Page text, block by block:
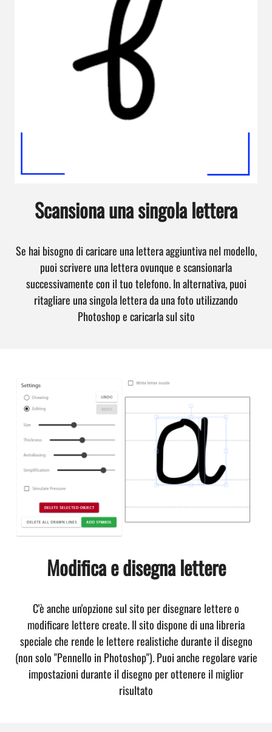
Scansiona una singola lettera
Se hai bisogno di caricare una lettera aggiuntiva nel modello,
puoi scrivere una lettera ovunque e scansionarla
successivamente con il tuo telefono. In alternativa, puoi
ritagliare una singola lettera da una foto utilizzando
Photoshop e caricarla sul sito
Modifica e disegna lettere
C'è anche un'opzione sul sito per disegnare lettere o
modificare lettere create. Il sito dispone di una libreria
speciale che rende le lettere realistiche durante il disegno
(non solo "Pennello in Photoshop"). Puoi anche regolare varie
impostazioni durante il disegno per ottenere il miglior
risultato